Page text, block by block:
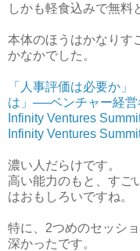
しかも軽食込みで無料
本体のほうはかなりす
かなかでした。
「人事評価は必要か
は」──ベンチャー経営
Infinity Ventures
Infinity Ventures
濃い人だらけです。
高い能力のもと、すご
はおもしろいですね。
特に、2つめのセッシ
深かったです。